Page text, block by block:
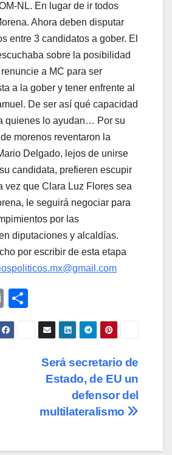
NL. En lugar de ir todos
Ahora deben disputar
entre 3 candidatos a gober. El
sobre la posibilidad
a MC para ser
a la gober y tener enfrente al
De ser así qué capacidad
quienes lo ayudan… Por su
morenos reventaron la
Delgado, lejos de unirse
candidata, prefieren escupir
vez que Clara Luz Flores sea
le seguirá negociar para
por las
diputaciones y alcaldías.
por escribir de esta etapa
E
m
ail
o
m
Será secretario de
Estado, de EU un
defensor del
multilateralismo